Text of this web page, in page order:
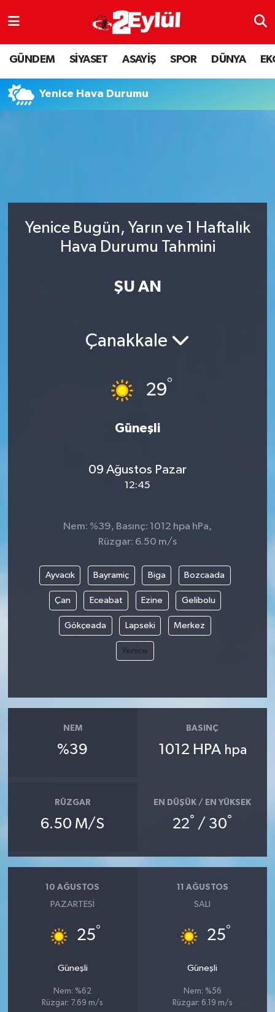
GÜNDEM SİYASET ASAYİŞ SPOR DÜNYA
Yenice Hava Durumu
Yenice Bugün, Yarın ve 1 Haftalık
Hava Durumu Tahmini
ŞU AN
Çanakkale
29°
Güneşli
09 Ağustos Pazar
12:45
Nem: %39, Basınç: 1012 hpa hPa,
Rüzgar: 6.50 m/s
Ayvacık Bayramiç Biga Bozcaada
Çan Eceabat Ezine Gelibolu
Gökçeada Lapseki Merkez
Yenice
NEM
%39
BASINÇ
1012 HPA hpa
RÜZGAR
6.50 M/S
EN DÜŞÜK / EN YÜKSEK
22° / 30°
10 AĞUSTOS
PAZARTESI
25°
Güneşli
Nem: %62
Rüzgar: 7.69 m/s
11 AĞUSTOS
SALI
25°
Güneşli
Nem: %56
Rüzgar: 6.19 m/s
ASAYİŞ
DÜNYA
EKONOMİ
SİYASET
SPOR
Nöbetçi Eczaneler
Hava Durumu
Eskişehir Namaz Vakitleri
Tüm Manşetler
Son Dakika Haberleri